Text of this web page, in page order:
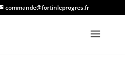
commande@fortinleprogres.fr